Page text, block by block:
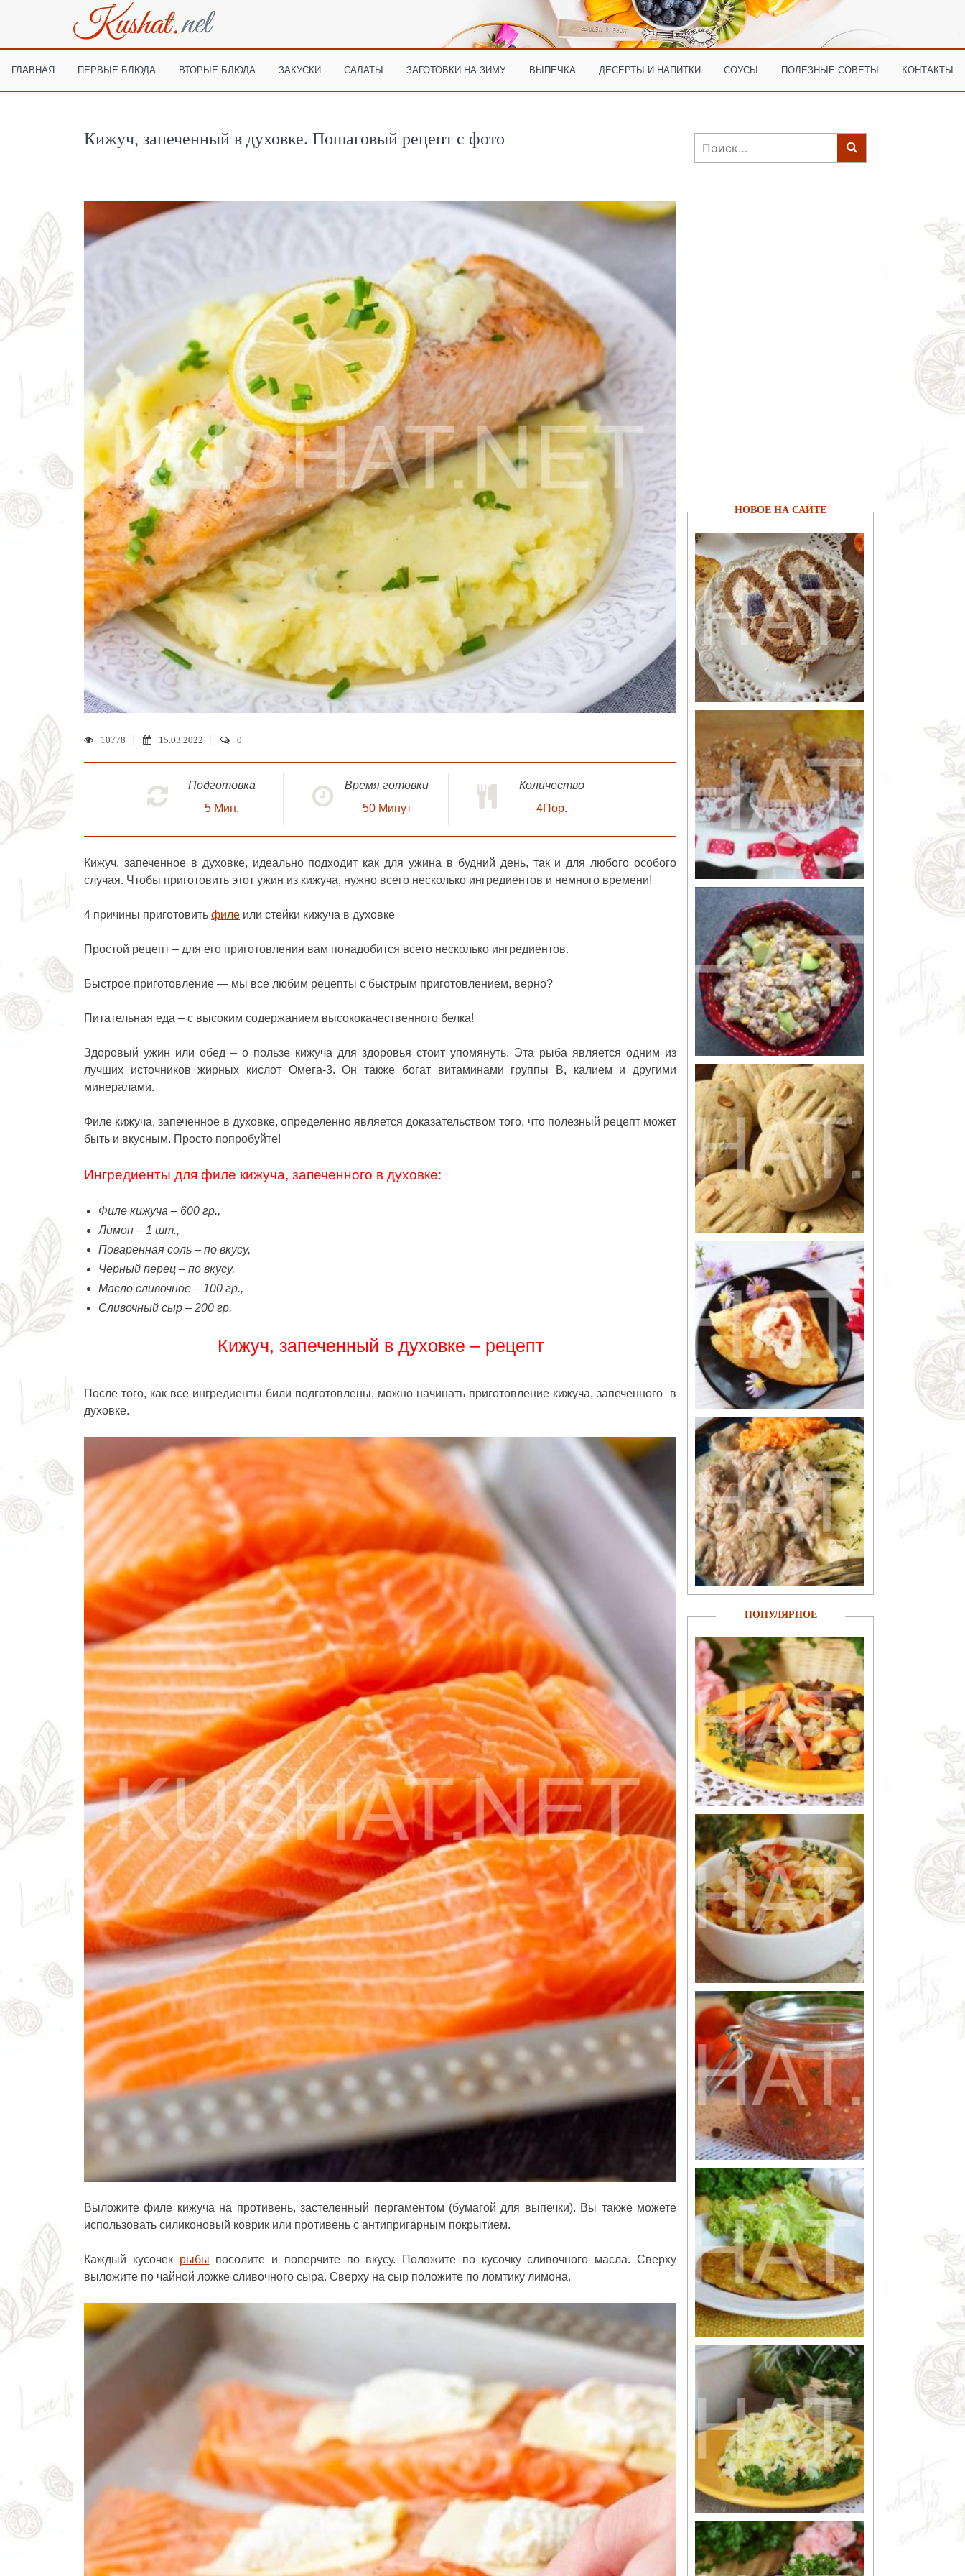
ГЛАВНАЯ ПЕРВЫЕ БЛЮДА ВТОРЫЕ БЛЮДА ЗАКУСКИ САЛАТЫ ЗАГОТОВКИ НА ЗИМУ ВЫПЕЧКА ДЕСЕРТЫ И НАПИТКИ СОУСЫ ПОЛЕЗНЫЕ СОВЕТЫ КОНТАКТЫ
Кижуч, запеченный в духовке. Пошаговый рецепт с фото
10778 15.03.2022 0
Подготовка
5 Мин.
Время готовки
50 Минут
Количество
4Пор.
Кижуч, запеченное в духовке, идеально подходит как для ужина в будний день, так и для любого особого
случая. Чтобы приготовить этот ужин из кижуча, нужно всего несколько ингредиентов и немного времени!
4 причины приготовить филе или стейки кижуча в духовке
Простой рецепт – для его приготовления вам понадобится всего несколько ингредиентов.
Быстрое приготовление — мы все любим рецепты с быстрым приготовлением, верно?
Питательная еда – с высоким содержанием высококачественного белка!
Здоровый ужин или обед – о пользе кижуча для здоровья стоит упомянуть. Эта рыба является одним из
лучших источников жирных кислот Омега-3. Он также богат витаминами группы В, калием и другими
минералами.
Филе кижуча, запеченное в духовке, определенно является доказательством того, что полезный рецепт может
быть и вкусным. Просто попробуйте!
Ингредиенты для филе кижуча, запеченного в духовке:
Филе кижуча – 600 гр.,
Лимон – 1 шт.,
Поваренная соль – по вкусу,
Черный перец – по вкусу,
Масло сливочное – 100 гр.,
Сливочный сыр – 200 гр.
Кижуч, запеченный в духовке – рецепт
После того, как все ингредиенты били подготовлены, можно начинать приготовление кижуча, запеченного в
духовке.
Выложите филе кижуча на противень, застеленный пергаментом (бумагой для выпечки). Вы также можете
использовать силиконовый коврик или противень с антипригарным покрытием.
Каждый кусочек рыбы посолите и поперчите по вкусу. Положите по кусочку сливочного масла. Сверху
выложите по чайной ложке сливочного сыра. Сверху на сыр положите по ломтику лимона.
Найти:
НОВОЕ НА САЙТЕ
ПОПУЛЯРНОЕ